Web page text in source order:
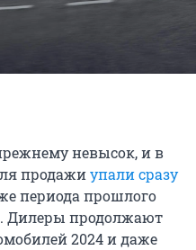
невысок, и в
продажиупали сразу
периода прошлого
Дилеры продолжают
2024 и даже